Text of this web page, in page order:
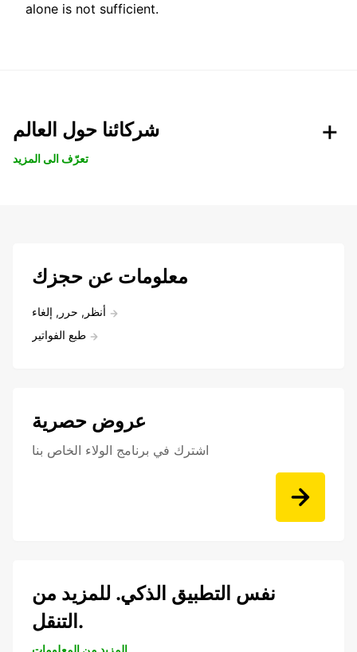
alone is not sufficient.
شركائنا حول العالم
تعرّف الى المزيد
معلومات عن حجزك
أنظر, حرر, إلغاء
طبع الفواتير
عروض حصرية
اشترك في برنامج الولاء الخاص بنا
نفس التطبيق الذكي. للمزيد من
التنقل.